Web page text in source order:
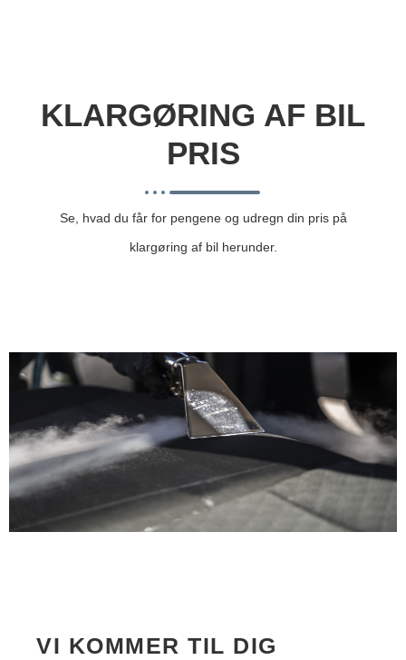
KLARGØRING AF BIL
PRIS
Se, hvad du får for pengene og udregn din pris på
klargøring af bil herunder.
VI KOMMER TIL DIG